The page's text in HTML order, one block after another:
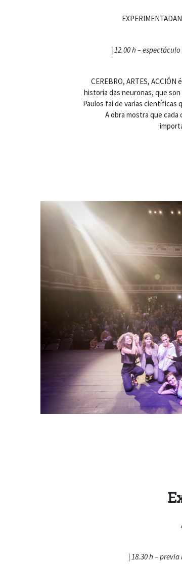
| 12.00 h –
CEREBRO, ARTES,
historia das neuronas, que
Paulos fai de varias científicas
A obra mostra que
| 18.30 h –